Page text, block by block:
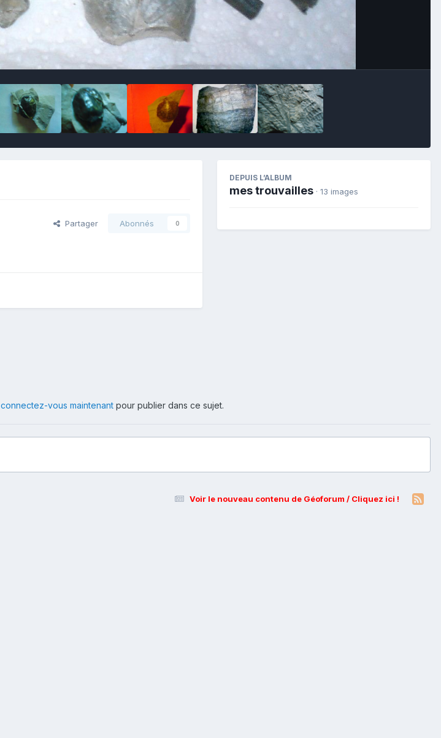
Partager Abonnés 0
DEPUIS L’ALBUM
mes trouvailles · 13 images
connectez-vous maintenant pour publier dans ce sujet.
Voir le nouveau contenu de Géoforum / Cliquez ici !